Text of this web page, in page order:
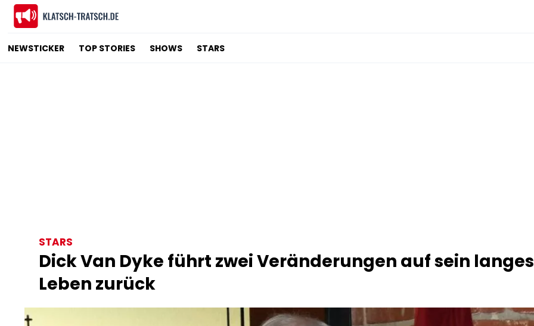
NEWSTICKER TOP STORIES SHOWS STARS
STARS
Dick Van Dyke führt zwei Veränderungen auf sein langes
Leben zurück